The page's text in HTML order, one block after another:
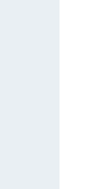
B.